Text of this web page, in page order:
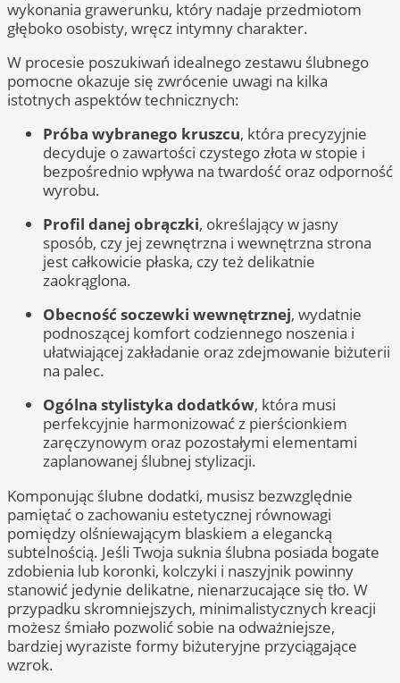
wykonania grawerunku, który nadaje przedmiotom
głęboko osobisty, wręcz intymny charakter.
W procesie poszukiwań idealnego zestawu ślubnego
pomocne okazuje się zwrócenie uwagi na kilka
istotnych aspektów technicznych:
Próba wybranego kruszcu, która precyzyjnie
decyduje o zawartości czystego złota w stopie i
bezpośrednio wpływa na twardość oraz odporność
wyrobu.
Profil danej obrączki, określający w jasny
sposób, czy jej zewnętrzna i wewnętrzna strona
jest całkowicie płaska, czy też delikatnie
zaokrąglona.
Obecność soczewki wewnętrznej, wydatnie
podnoszącej komfort codziennego noszenia i
ułatwiającej zakładanie oraz zdejmowanie biżuterii
na palec.
Ogólna stylistyka dodatków, która musi
perfekcyjnie harmonizować z pierścionkiem
zaręczynowym oraz pozostałymi elementami
zaplanowanej ślubnej stylizacji.
Komponując ślubne dodatki, musisz bezwzględnie
pamiętać o zachowaniu estetycznej równowagi
pomiędzy olśniewającym blaskiem a elegancką
subtelnością. Jeśli Twoja suknia ślubna posiada bogate
zdobienia lub koronki, kolczyki i naszyjnik powinny
stanowić jedynie delikatne, nienarzucające się tło. W
przypadku skromniejszych, minimalistycznych kreacji
możesz śmiało pozwolić sobie na odważniejsze,
bardziej wyraziste formy biżuteryjne przyciągające
wzrok.